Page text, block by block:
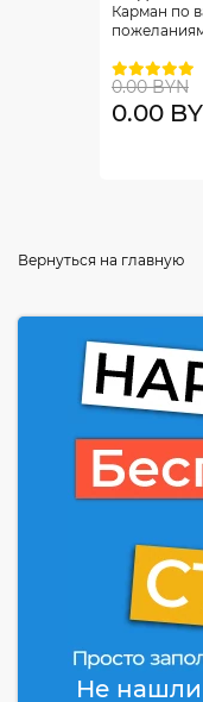
Карман по
0.00 BYN
0.00
Вернуться на главную
Не